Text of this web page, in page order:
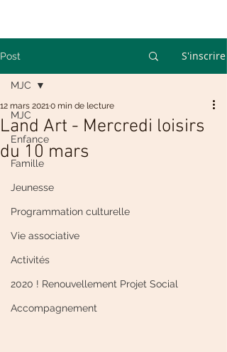
Post S'inscrire
MJC
Enfance
Famille
Jeunesse
Programmation culturelle
Vie associative
Activités
2020 ! Renouvellement Projet Social
Accompagnement
MJC
Land Art - Mercredi loisirs
du 10 mars
12 mars 20210 min de lecture